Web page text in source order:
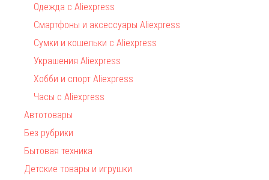
Одежда с Aliexpress
Смартфоны и аксессуары Aliexpress
Сумки и кошельки с Aliexpress
Украшения Aliexpress
Хобби и спорт Aliexpress
Часы с Aliexpress
Автотовары
Без рубрики
Бытовая техника
Детские товары и игрушки